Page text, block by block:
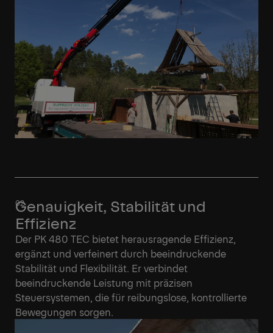
Genauigkeit, Stabilität und
Effizienz
Der PK 480 TEC bietet herausragende Effizienz,
ergänzt und verfeinert durch beeindruckende
Stabilität und Flexibilität. Er verbindet
beeindruckende Leistung mit präzisen
Steuersystemen, die für reibungslose, kontrollierte
Bewegungen sorgen.